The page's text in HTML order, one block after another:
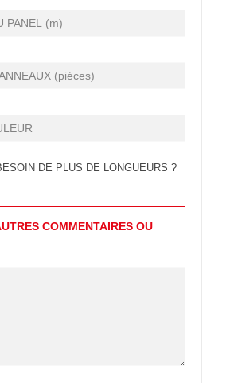
DE PLUS DE LONGUEURS ?
COMMENTAIRES OU